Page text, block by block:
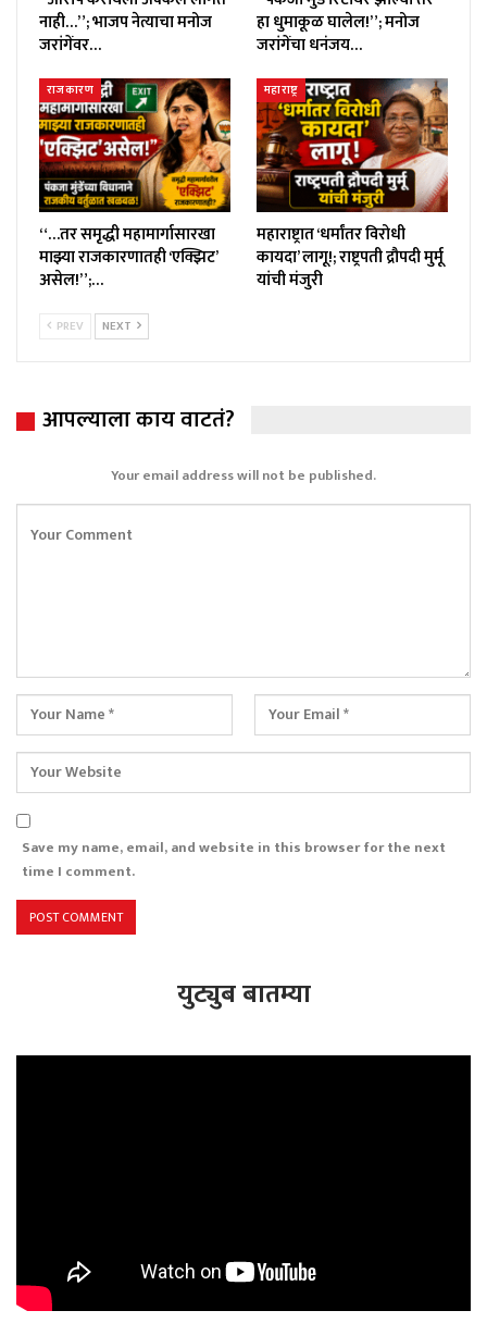
नाही…”; भाजप नेत्याचा मनोज
जरांगेंवर…
हा धुमाकूळ घालेल!”; मनोज
जरांगेंचा धनंजय…
राजकारण
“…तर समृद्धी महामार्गासारखा
माझ्या राजकारणातही ‘एक्झिट’
असेल!”;…
महाराष्ट्र
महाराष्ट्रात ‘धर्मांतर विरोधी
कायदा’ लागू!; राष्ट्रपती द्रौपदी मुर्मू
यांची मंजुरी
PREV NEXT
आपल्याला काय वाटतं?
Your email address will not be published.
Save my name, email, and website in this browser for the next
time I comment.
युट्युब बातम्या